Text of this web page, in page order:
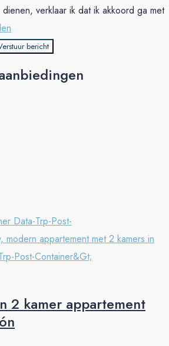
verklaar ik dat ik akkoord ga met
bericht
2 kamer appartement